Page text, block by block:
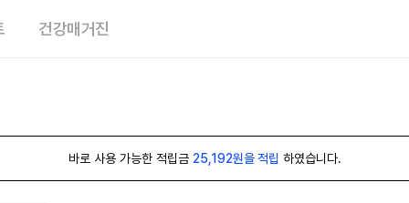
건강매거진
바로 사용 가능한 적립금 25,192원을 적립 하였습니다.